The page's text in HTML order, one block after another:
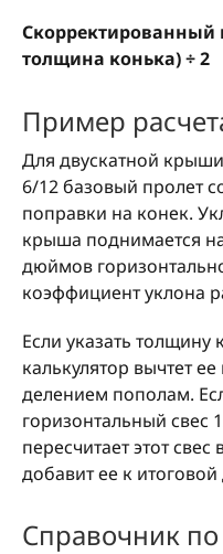
Скорректированный
толщина конька) ÷ 2
Пример
Для двускатной
6/12 базовый пролет
поправки на конек.
крыша поднимается
дюймов
коэффициент уклона
Если указать
калькулятор вычтет
делением пополам.
горизонтальный свес
пересчитает этот свес
добавит ее к
Справочник по